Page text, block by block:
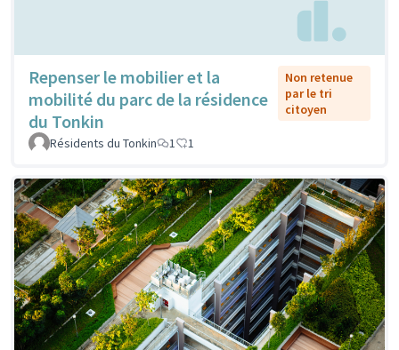
Repenser le mobilier et la
mobilité du parc de la résidence
du Tonkin
Non retenue
par le tri
citoyen
Résidents du Tonkin 1 1